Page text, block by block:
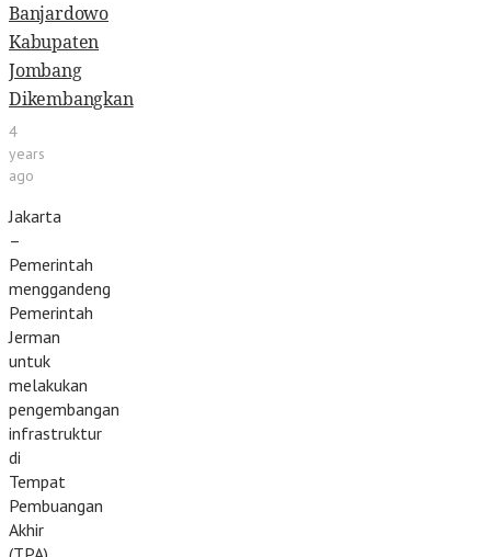
Banjardowo
Kabupaten
Jombang
Dikembangkan
4
years
ago
Jakarta
–
Pemerintah
menggandeng
Pemerintah
Jerman
untuk
melakukan
pengembangan
infrastruktur
di
Tempat
Pembuangan
Akhir